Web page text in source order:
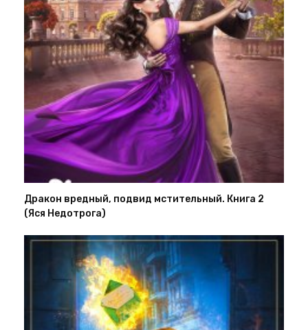
Дракон вредный, подвид мстительный. Книга 2
(Яся Недотрога)